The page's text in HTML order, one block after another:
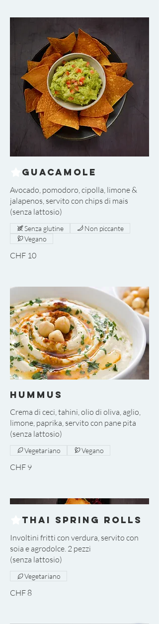
Guacamole
Avocado, pomodoro, cipolla, limone &
jalapenos, servito con chips di mais
(senza lattosio)
CHF 10
Senza glutine
Non piccante
Vegano
Hummus
Crema di ceci, tahini, olio di oliva, aglio,
limone, paprika, servito con pane pita
CHF 9
Vegetariano Vegano
Thai Spring Rolls
Involtini fritti con verdura, servito con
soia e agrodolce. 2 pezzi
CHF 8
Vegetariano